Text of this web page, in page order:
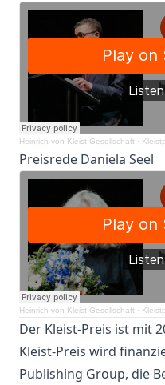
Heinrich-von-Kleist-Gesellschaft ·
Preisrede Daniela Seel
Heinrich-von-Kleist-Gesellschaft ·
Der Kleist-Preis ist mit
Kleist-Preis wird
Publishing Group, die